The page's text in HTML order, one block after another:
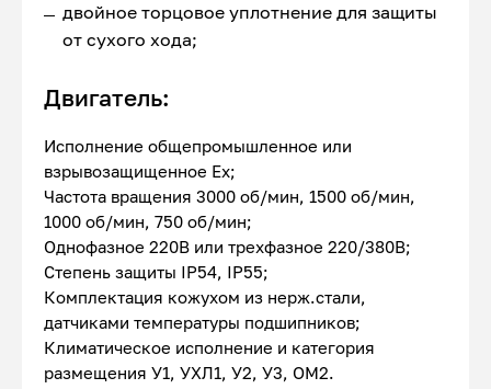
двойное торцовое уплотнение для защиты
от сухого хода;
Двигатель:
Исполнение общепромышленное или
взрывозащищенное Ex;
Частота вращения 3000 об/мин, 1500 об/мин,
1000 об/мин, 750 об/мин;
Однофазное 220В или трехфазное 220/380В;
Степень защиты IP54, IP55;
Комплектация кожухом из нерж.стали,
датчиками температуры подшипников;
Климатическое исполнение и категория
размещения У1, УХЛ1, У2, У3, ОМ2.